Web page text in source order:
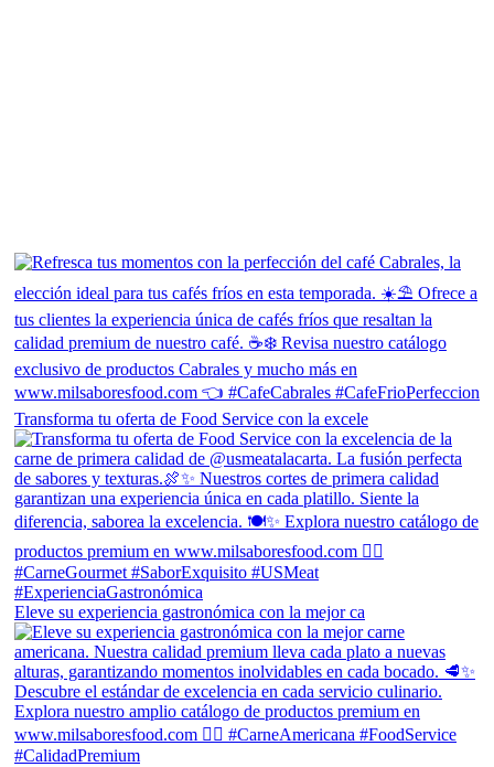
Transforma tu oferta de Food Service con la excele
Eleve su experiencia gastronómica con la mejor ca